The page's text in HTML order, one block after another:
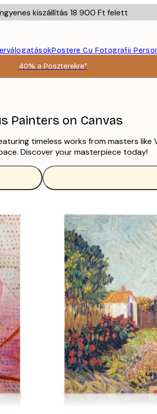
kiszállítás 18 900 Ft felett
Postere Cu Fotografii
40% a Poszterekre*
Painters on Canvas
timeless works from masters
Discover your masterpiece today!